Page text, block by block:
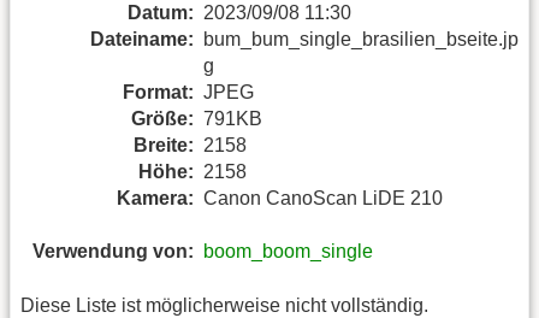
Datum: 2023/09/08 11:30
Dateiname:
bum_bum_single_brasilien_bseite.jp
g
Format: JPEG
Größe: 791KB
Breite: 2158
Höhe: 2158
Kamera: Canon CanoScan LiDE 210
Verwendung von: boom_boom_single
Diese Liste ist möglicherweise nicht vollständig.